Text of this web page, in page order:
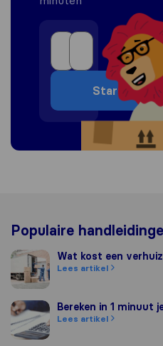
Populaire
Wat kost een verhuizing?
Wat kost een
Lees artikel
Bereken in 1 minuut je
Bereken in 1 minuut
Lees artikel
Start